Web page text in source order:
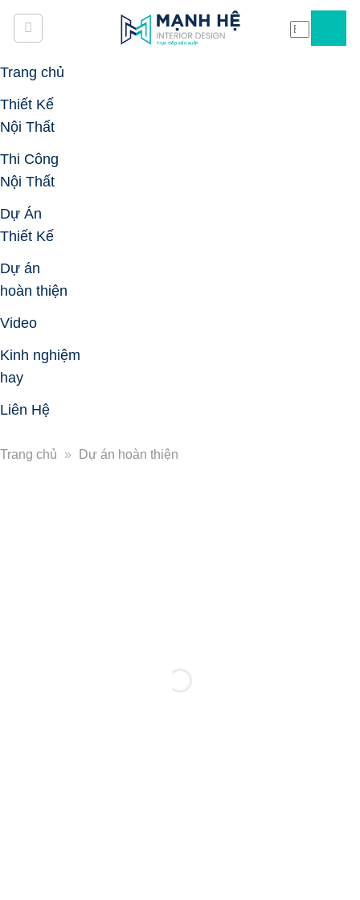
Skip
Trang chủ
Thiết Kế
Nội Thất
Thi Công
Nội Thất
Dự Án
Thiết Kế
Dự án
hoàn thiện
Video
Kinh nghiệm
hay
Liên Hệ
Trang chủ » Dự án hoàn thiện